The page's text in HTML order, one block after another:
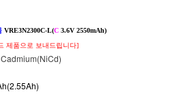
VRE3N2300C-L(C 3.6V 2550mAh)
제품으로 보내드립니다]